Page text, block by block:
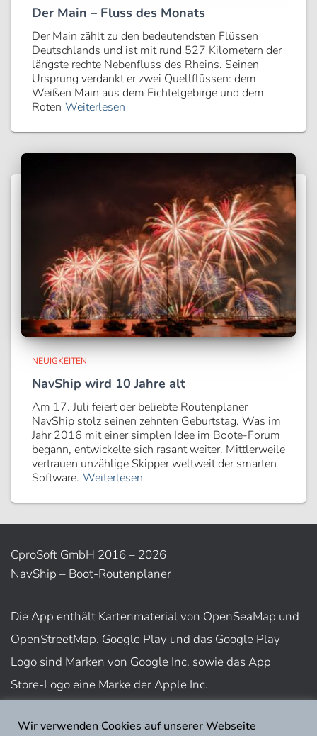
Der Main – Fluss des Monats
Der Main zählt zu den bedeutendsten Flüssen
Deutschlands und ist mit rund 527 Kilometern der
längste rechte Nebenfluss des Rheins. Seinen
Ursprung verdankt er zwei Quellflüssen: dem
Weißen Main aus dem Fichtelgebirge und dem
Roten Weiterlesen
NEUIGKEITEN
NavShip wird 10 Jahre alt
Am 17. Juli feiert der beliebte Routenplaner
NavShip stolz seinen zehnten Geburtstag. Was im
Jahr 2016 mit einer simplen Idee im Boote-Forum
begann, entwickelte sich rasant weiter. Mittlerweile
vertrauen unzählige Skipper weltweit der smarten
Software. Weiterlesen
CproSoft GmbH 2016 – 2026
NavShip – Boot-Routenplaner
Die App enthält Kartenmaterial von OpenSeaMap und
OpenStreetMap. Google Play und das Google Play-
Logo sind Marken von Google Inc. sowie das App
Store-Logo eine Marke der Apple Inc.
Nutzungsbedingungen
Wir verwenden Cookies auf unserer Webseite